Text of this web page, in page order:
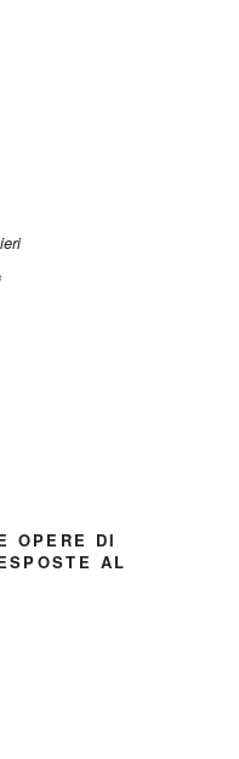
OPERE DI
AL